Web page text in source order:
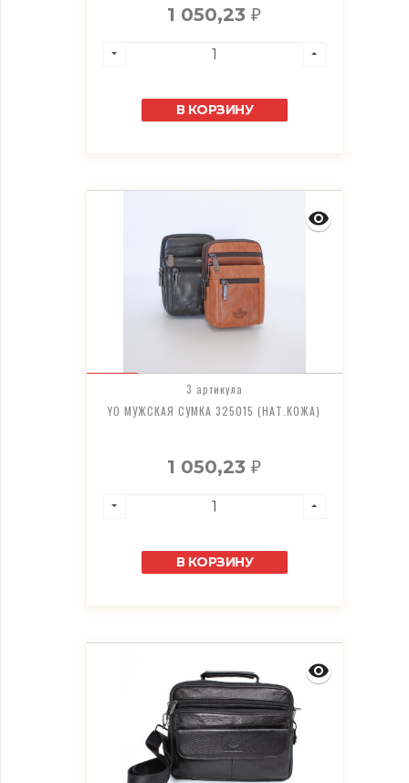
1 050,23₽
В КОРЗИНУ
3 артикула
YO МУЖСКАЯ СУМКА 325015 (НАТ.КОЖА)
1 050,23₽
В КОРЗИНУ